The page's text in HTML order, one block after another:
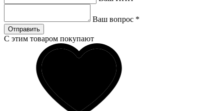
Ваш вопрос *
Отправить
С этим товаром покупают